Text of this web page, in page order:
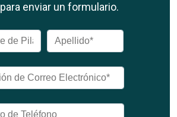
para enviar un formulario.